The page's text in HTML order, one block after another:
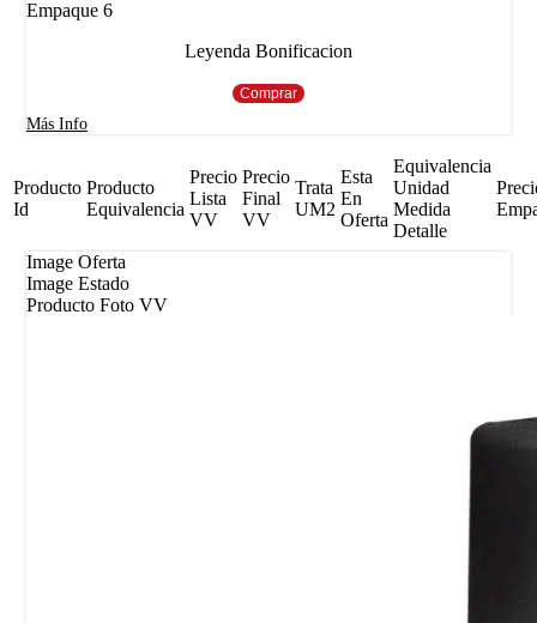
Empaque 6
Leyenda Bonificacion
Comprar
Más Info
Producto
Id
Producto
Equivalencia
Precio
Lista
VV
Precio
Final
VV
Trata
UM2
Esta
En
Oferta
Equivalencia
Unidad
Medida
Detalle
Image Oferta
Image Estado
Producto Foto VV